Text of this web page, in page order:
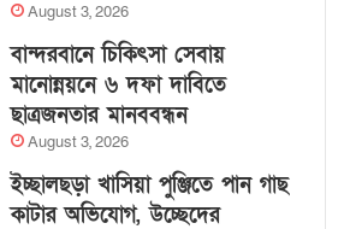
August 3, 2026
বান্দরবানে চিকিৎসা সেবায়
মানোন্নয়নে ৬ দফা দাবিতে
ছাত্রজনতার মানববন্ধন
August 3, 2026
ইচ্ছালছড়া খাসিয়া পুঞ্জিতে পান গাছ
কাটার অভিযোগ, উচ্ছেদের